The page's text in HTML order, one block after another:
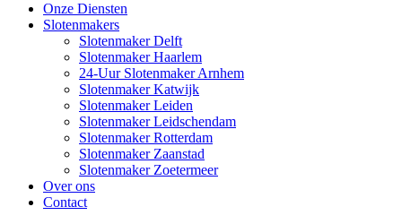
Onze Diensten
Slotenmakers
Slotenmaker Delft
Slotenmaker Haarlem
24-Uur Slotenmaker Arnhem
Slotenmaker Katwijk
Slotenmaker Leiden
Slotenmaker Leidschendam
Slotenmaker Rotterdam
Slotenmaker Zaanstad
Slotenmaker Zoetermeer
Over ons
Contact